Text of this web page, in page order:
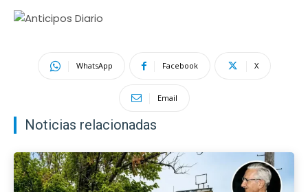
WhatsApp Facebook X
Email
Noticias relacionadas